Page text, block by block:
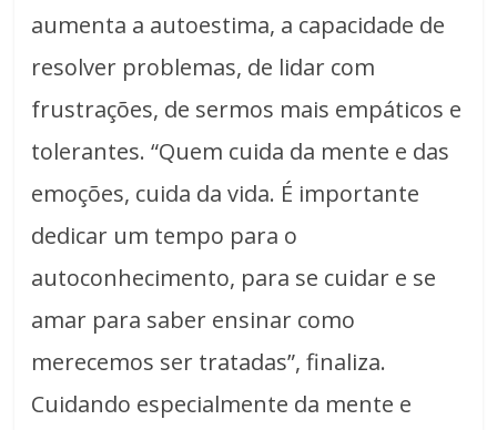
aumenta a autoestima, a capacidade de
resolver problemas, de lidar com
frustrações, de sermos mais empáticos e
tolerantes. “Quem cuida da mente e das
emoções, cuida da vida. É importante
dedicar um tempo para o
autoconhecimento, para se cuidar e se
amar para saber ensinar como
merecemos ser tratadas”, finaliza.
Cuidando especialmente da mente e